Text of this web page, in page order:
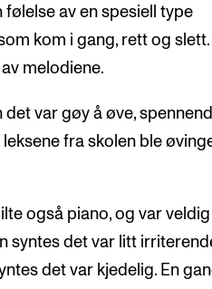
følelse av en spesiell type
kom i gang, rett og
melodiene.
var gøy å øve,
fra skolen ble
også piano, og var
syntes det var litt
det var kjedelig. En